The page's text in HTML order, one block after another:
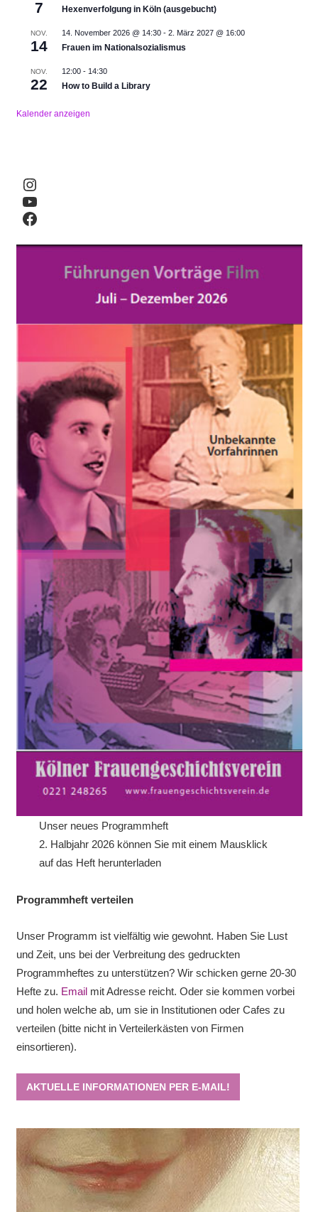
7 Hexenverfolgung in Köln (ausgebucht)
NOV.
14
14. November 2026 @ 14:30- 2. März 2027 @ 16:00
Frauen im Nationalsozialismus
NOV.
22
12:00- 14:30
How to Build a Library
Kalender anzeigen
Instagram
YouTube
Facebook
Unser neues Programmheft
2. Halbjahr 2026 können Sie mit einem Mausklick
auf das Heft herunterladen
Programmheft verteilen
Unser Programm ist vielfältig wie gewohnt. Haben Sie Lust
und Zeit, uns bei der Verbreitung des gedruckten
Programmheftes zu unterstützen? Wir schicken gerne 20-30
Hefte zu. Emailmit Adresse reicht. Oder sie kommen vorbei
und holen welche ab, um sie in Institutionen oder Cafes zu
verteilen (bitte nicht in Verteilerkästen von Firmen
einsortieren).
AKTUELLE INFORMATIONEN PER E-MAIL!